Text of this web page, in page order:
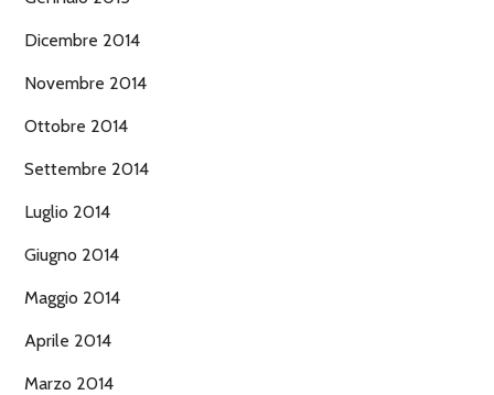
Dicembre 2014
Novembre 2014
Ottobre 2014
Settembre 2014
Luglio 2014
Giugno 2014
Maggio 2014
Aprile 2014
Marzo 2014